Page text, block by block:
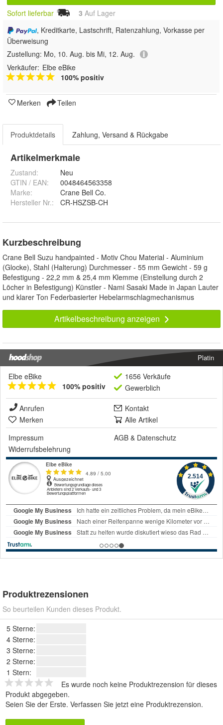
Sofort lieferbar 3 Auf Lager
, Kreditkarte, Lastschrift, Ratenzahlung, Vorkasse per
Überweisung
Zustellung: Mo, 10. Aug. bis Mi, 12. Aug.
Verkäufer: Elbe eBike
100% positiv
Merken Teilen
Produktdetails Zahlung, Versand & Rückgabe
Artikelmerkmale
Zustand:
Neu
GTIN / EAN:
0048464563358
Marke:
Crane Bell Co.
Hersteller Nr.:
CR-HSZSB-CH
Kurzbeschreibung
Crane Bell Suzu handpainted - Motiv Chou Material - Aluminium
(Glocke), Stahl (Halterung) Durchmesser - 55 mm Gewicht - 59 g
Befestigung - 22,2 mm & 25,4 mm Klemme (Einstellung durch 2
Löcher in Befestigung) Künstler - Nami Sasaki Made in Japan Lauter
und klarer Ton Federbasierter Hebelarmschlagmechanismus
Artikelbeschreibung anzeigen
Platin
Elbe eBike
100% positiv
1656 Verkäufe
Gewerblich
Anrufen
Kontakt
Merken
Alle Artikel
Impressum
AGB & Datenschutz
Widerrufsbelehrung
Produktrezensionen
So beurteilen Kunden dieses Produkt.
5 Sterne:
4 Sterne:
3 Sterne:
2 Sterne:
1 Stern:
Es wurde noch keine Produktrezension für dieses
Produkt abgegeben.
Seien Sie der Erste. Verfassen Sie jetzt eine Produktrezension.